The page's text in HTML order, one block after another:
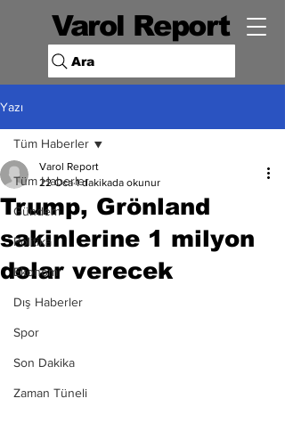
Varol Report
Ara
Yazı
Tüm Haberler
Gündem
Politika
Ekonomi
Dış Haberler
Spor
Son Dakika
Zaman Tüneli
Tüm Haberler
Trump, Grönland
sakinlerine 1 milyon
dolar verecek
Varol Report
22 Oca 1 dakikada okunur